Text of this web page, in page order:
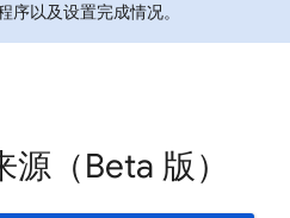
以及设置完成情况。
（Beta 版）